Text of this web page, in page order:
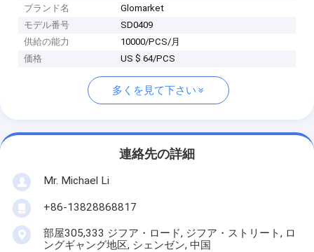
ブランド名
Glomarket
モデル番号
SD0409
供給の能力
10000/PCS/月
価格
US $ 64/PCS
多くを見て下さい
連絡先の詳細
Mr. Michael Li
+86-13828868817
部屋305,333 ジフア・ロード, ジフア・ストリート, ロ
ングギャング地区, シェンゼン, 中国